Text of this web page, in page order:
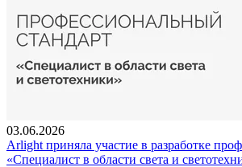
03.06.2026
Arlight приняла участие в разработке
«Специалист в области света и